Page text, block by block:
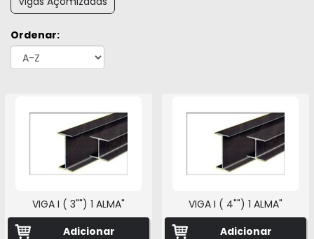
Ordenar:
VIGA I ( 3"") 1 ALMA"
Adicionar
VIGA I ( 4"") 1 ALMA"
Adicionar